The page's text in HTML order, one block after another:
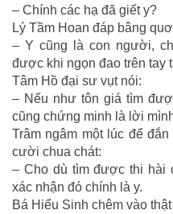
– Chính các hạ đã giết y?
Lý Tầm Hoan đáp bâng
– Y cũng là con người,
được khi ngọn đao trên tay
Tâm Hồ đại sư vụt nói:
– Nếu như tôn giá tìm
cũng chứng minh là lời
Trâm ngâm một lúc để
cười chua chát:
– Cho dù tìm được thi hài
xác nhận đó chính là y.
Bá Hiểu Sinh chêm vào